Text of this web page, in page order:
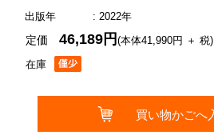
出版年
: 2022年
在庫
定価46,189円(本体41,990円 ＋ 税)